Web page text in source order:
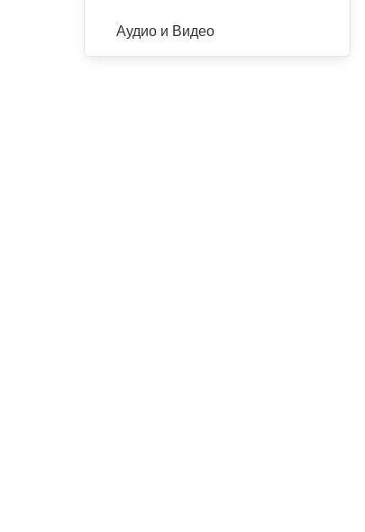
Аудио и Видео